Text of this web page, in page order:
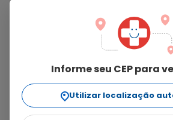
Informe seu CEP para
Utilizar localização
Ordenar Por
relevância